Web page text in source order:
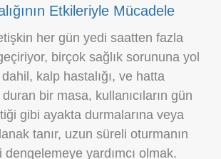
Etkileriyle Mücadele
her gün yedi saatten fazla
birçok sağlık sorununa yol
kalp hastalığı, ve hatta
bir masa, kullanıcıların gün
gibi ayakta durmalarına veya
tanır, uzun süreli oturmanın
dengelemeye yardımcı olmak.